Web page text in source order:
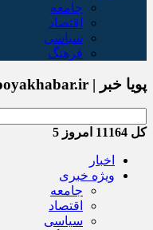
جامعه
اقتصاد
سیاسی
فرهنگ
پویا خبر | pooyakhabar.ir
کل امروز 5
اخبار
ویژه خبری
جامعه
اقتصاد
سیاسی